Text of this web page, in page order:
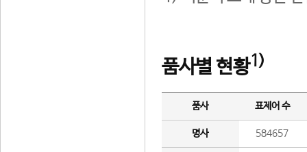
품사별 현황1)
품사 표제어 수
명사 584657